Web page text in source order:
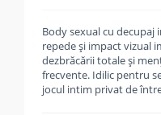
Body sexual cu decupaj
repede și impact vizual
dezbrăcării totale și
frecvente. Idilic pentru
jocul intim privat de